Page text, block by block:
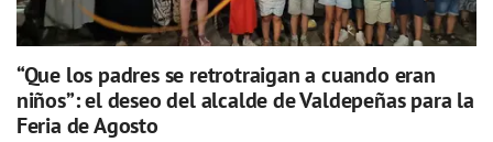
“Que los padres se retrotraigan a cuando eran
niños”: el deseo del alcalde de Valdepeñas para la
Feria de Agosto